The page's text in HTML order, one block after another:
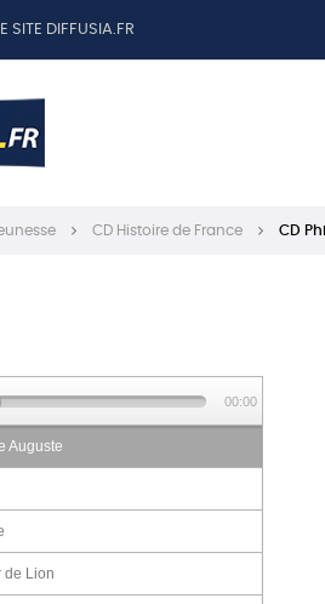
SITE DIFFUSIA.FR
CD Histoire de France CD
Auguste
de Lion
00:00